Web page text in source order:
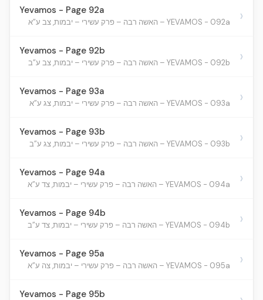
Yevamos - Page 92a
YEVAMOS - 092a – האשה רבה – פרק עשירי – יבמות, צב ע”א ›
Yevamos - Page 92b
YEVAMOS - 092b – האשה רבה – פרק עשירי – יבמות, צב ע”ב ›
Yevamos - Page 93a
YEVAMOS - 093a – האשה רבה – פרק עשירי – יבמות, צג ע”א ›
Yevamos - Page 93b
YEVAMOS - 093b – האשה רבה – פרק עשירי – יבמות, צג ע”ב ›
Yevamos - Page 94a
YEVAMOS - 094a – האשה רבה – פרק עשירי – יבמות, צד ע”א ›
Yevamos - Page 94b
YEVAMOS - 094b – האשה רבה – פרק עשירי – יבמות, צד ע”ב ›
Yevamos - Page 95a
YEVAMOS - 095a – האשה רבה – פרק עשירי – יבמות, צה ע”א ›
Yevamos - Page 95b